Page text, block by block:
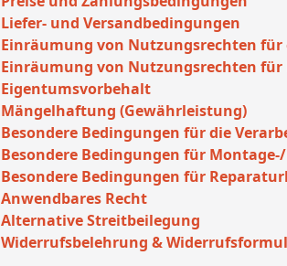
Liefer- und Versandbedingungen
Einräumung von Nutzungsrechten
Einräumung von Nutzungsrechten für
Eigentumsvorbehalt
Mängelhaftung (Gewährleistung)
Besondere Bedingungen für die
Besondere Bedingungen für
Besondere Bedingungen für
Anwendbares Recht
Alternative Streitbeilegung
Widerrufsbelehrung &